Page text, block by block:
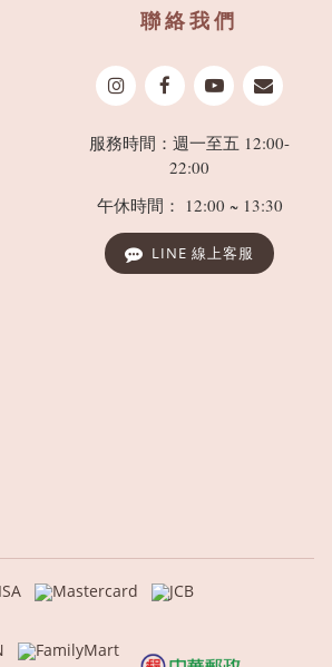
聯絡我們
服務時間：週一至五 12:00-
22:00
午休時間： 12:00 ~ 13:30
LINE 線上客服